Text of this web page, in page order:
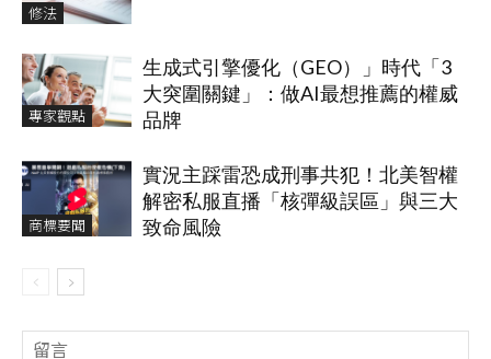
修法
專家觀點
生成式引擎優化（GEO）」時代「3
大突圍關鍵」：做AI最想推薦的權威
品牌
商標要聞
實況主踩雷恐成刑事共犯！北美智權
解密私服直播「核彈級誤區」與三大
致命風險